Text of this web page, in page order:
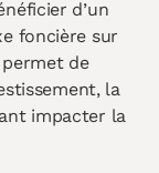
d’un
foncière sur
permet de
la
impacter la